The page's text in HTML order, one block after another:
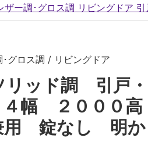
ー調･グロス調 リビングドア 引
グロス調 / リビングドア
リッド調 引戸
幅 ２０００
用 錠なし 明